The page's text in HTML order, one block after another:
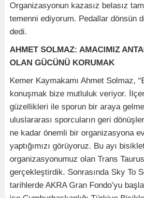
Organizasyonun kazasız belasız
temenni ediyorum. Pedallar dönsün
dedi.
AHMET SOLMAZ: AMACIMIZ
OLAN GÜCÜNÜ KORUMAK
Kemer Kaymakamı Ahmet Solmaz,
konuşmak bize mutluluk veriyor.
güzellikleri ile sporun bir araya
uluslararası sporcuların geri
ne kadar önemli bir organizasyona
yaptığımızı görüyoruz. Bu ayı
organizasyonumuz olan Trans
gerçekleştirdik. Sonrasında Sky To
tarihlerde AKRA Gran Fondo’yu